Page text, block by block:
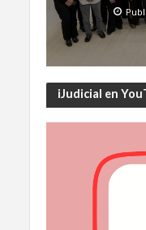
iJudicial en